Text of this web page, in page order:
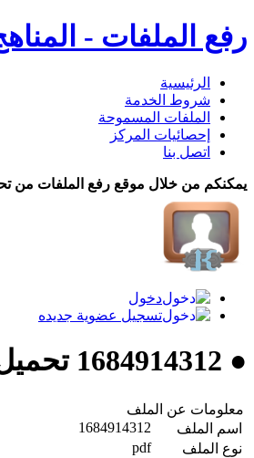
رفع الملفات -
الرئيسية
شروط الخدمة
الملفات المسموحة
إحصائيات المركز
اتصل بنا
يمكنكم من خلال موقع رفع الملفات من
دخول
تسجيل عضوية جديده
● 1684914312 تحميل
معلومات عن الملف
اسم الملف
1684914312
نوع الملف
pdf